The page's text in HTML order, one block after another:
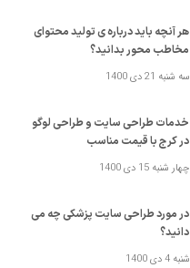
هر آنچه باید درباره ی تولید محتوای
مخاطب محور بدانید؟
سه شنبه 21 دی 1400
خدمات طراحی سایت و طراحی لوگو
در کرج با قیمت مناسب
چهار شنبه 15 دی 1400
در مورد طراحی سایت پزشکی چه می
دانید؟
شنبه 4 دی 1400